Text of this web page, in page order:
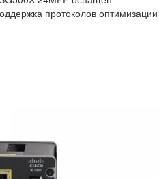
протоколов оптимизации